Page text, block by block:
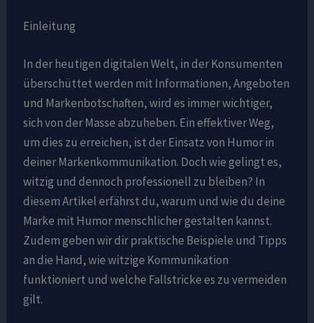
Einleitung
In der heutigen digitalen Welt, in der Konsumenten
überschüttet werden mit Informationen, Angeboten
und Markenbotschaften, wird es immer wichtiger,
sich von der Masse abzuheben. Ein effektiver Weg,
um dies zu erreichen, ist der Einsatz von Humor in
deiner Markenkommunikation. Doch wie gelingt es,
witzig und dennoch professionell zu bleiben? In
diesem Artikel erfährst du, warum und wie du deine
Marke mit Humor menschlicher gestalten kannst.
Zudem geben wir dir praktische Beispiele und Tipps
an die Hand, wie witzige Kommunikation
funktioniert und welche Fallstricke es zu vermeiden
gilt.